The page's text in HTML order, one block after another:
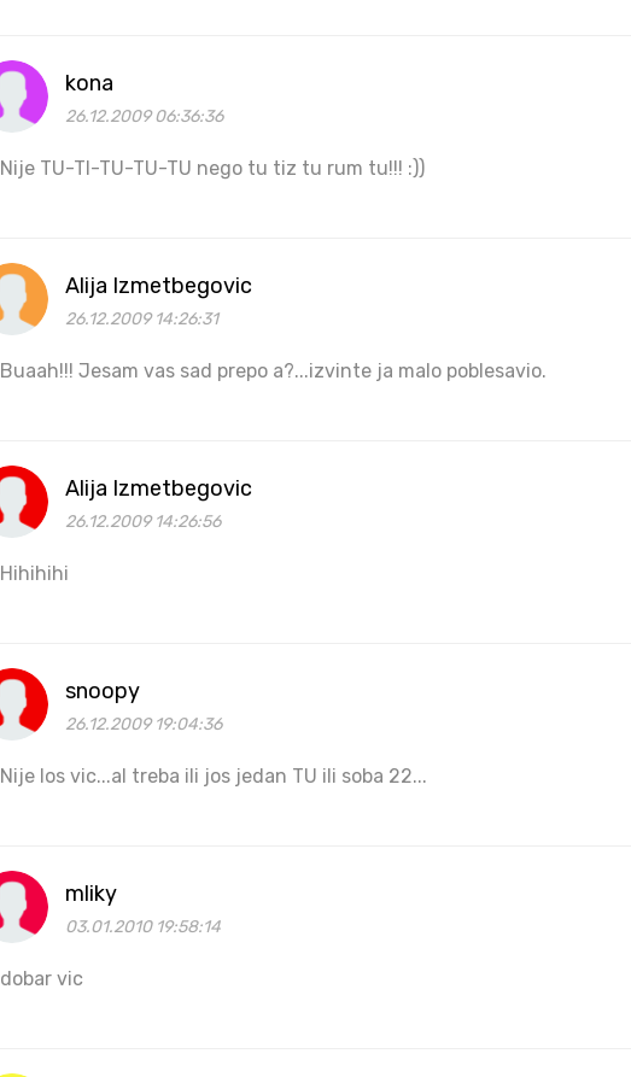
kona
26.12.2009 06:36:36
Nije TU-TI-TU-TU-TU nego tu tiz tu rum tu!!! :))
Alija Izmetbegovic
26.12.2009 14:26:31
Buaah!!! Jesam vas sad prepo a?...izvinte ja malo poblesavio.
Alija Izmetbegovic
26.12.2009 14:26:56
Hihihihi
snoopy
26.12.2009 19:04:36
Nije los vic...al treba ili jos jedan TU ili soba 22...
mliky
03.01.2010 19:58:14
dobar vic